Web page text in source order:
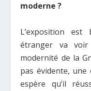
moderne ?
L’exposition est
étranger va voir
modernité de la
pas évidente,
espère qu’il